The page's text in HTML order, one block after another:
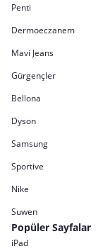
Penti
Dermoeczanem
Mavi Jeans
Gürgençler
Bellona
Dyson
Samsung
Sportive
Nike
Suwen
Popüler Sayfalar
iPad